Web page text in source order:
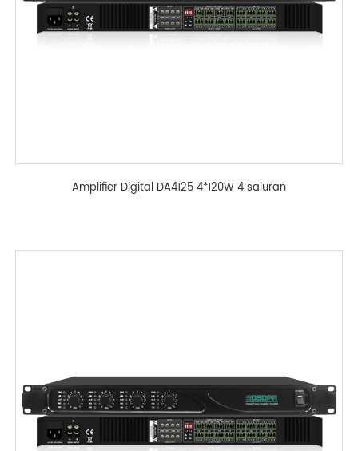
Amplifier Digital DA4125 4*120W 4 saluran